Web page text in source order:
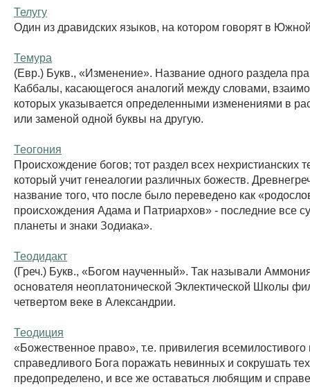
Телугу
Один из дравидских языков, на котором говорят в
Темура
(Евр.) Букв., «Изменение». Название одного раздела
Каббалы, касающегося аналогий между словами,
которых указывается определенными изменениями в
или заменой одной буквы на другую.
Теогония
Происхождение богов; тот раздел всех нехристианских
который учит генеалогии различных божеств.
название того, что после было переведено как
происхождения Адама и Патриархов» - последние все
планеты и знаки Зодиака».
Теодидакт
(Греч.) Букв., «Богом наученный». Так называли
основателя неоплатонической Эклектической Школы
четвертом веке в Александрии.
Теодиция
«Божественное право», т.е. привилегия всемилостивого
справедливого Бога поражать невинных и сокрушать
предопределено, и все же оставаться любящим и